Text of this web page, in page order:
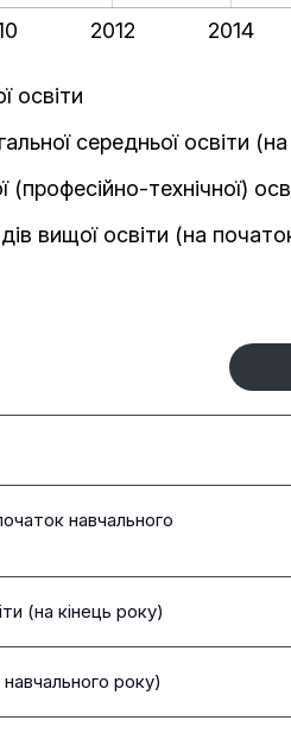
2012 2014
освіти
середньої освіти
(професійно-технічної)
вищої освіти (на
навчального
(на кінець року)
навчального року)